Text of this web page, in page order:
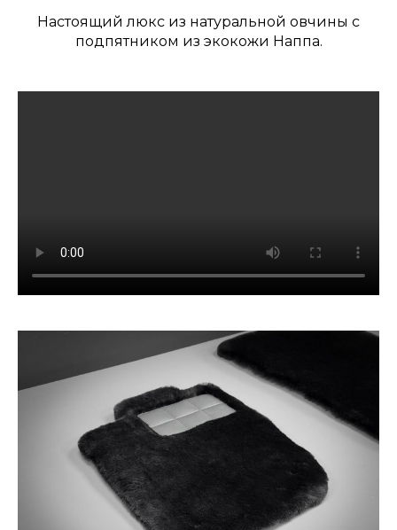
Настоящий люкс из натуральной овчины с
подпятником из экокожи Наппа.